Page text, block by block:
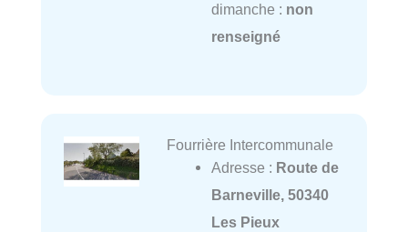
dimanche : non
renseigné
Fourrière Intercommunale
Adresse : Route de
Barneville, 50340
Les Pieux